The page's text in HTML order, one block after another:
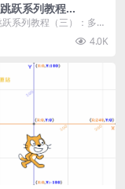
跃系列教程
多段跳跃
系列教程（三）：多段
小虎鲸Scratch资源站
4.0K